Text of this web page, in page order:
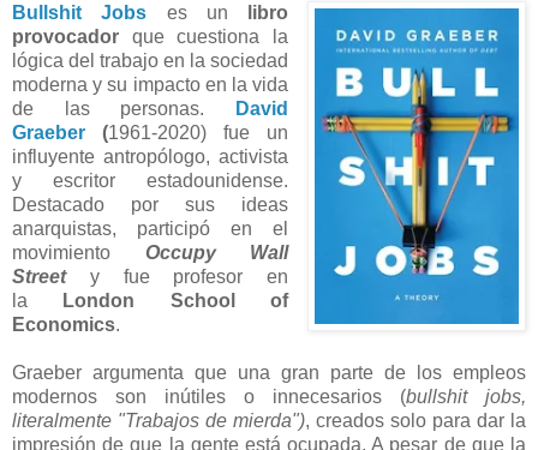
Bullshit Jobs es un
libro
provocador que cuestiona la
lógica del trabajo en la sociedad
moderna y su impacto en la vida
de las personas.
David
Graeber
(1961-2020) fue un
influyente antropólogo, activista
y escritor estadounidense.
Destacado por sus ideas
anarquistas, participó en el
movimiento Occupy Wall
Streety fue profesor en
la
London School of
Economics.
Graeber argumenta que una gran parte de los empleos
modernos son inútiles o innecesarios (bullshit jobs,
literalmente "Trabajos de mierda"), creados solo para dar la
impresión de que la gente está ocupada. A pesar de que la